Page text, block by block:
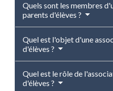
Quels sont les membres
parents d'élèves ?
Quel est l'objet d'une
d'élèves ?
Quel est le rôle de
d'élèves ?